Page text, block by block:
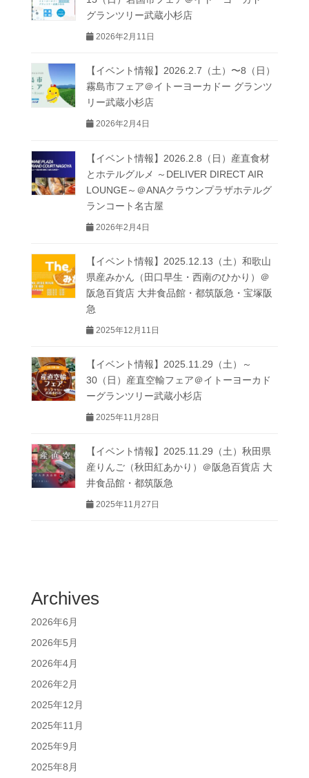
グランツリー武蔵小杉店
2026年2月11日
【イベント情報】2026.2.7（土）〜8（日）
霧島市フェア＠イトーヨーカドー グランツ
リー武蔵小杉店
2026年2月4日
【イベント情報】2026.2.8（日）産直食材
とホテルグルメ ～DELIVER DIRECT AIR
LOUNGE～＠ANAクラウンプラザホテルグ
ランコート名古屋
2026年2月4日
【イベント情報】2025.12.13（土）和歌山
県産みかん（田口早生・西南のひかり）＠
阪急百貨店 大井食品館・都筑阪急・宝塚阪
急
2025年12月11日
【イベント情報】2025.11.29（土）～
30（日）産直空輸フェア＠イトーヨーカド
ーグランツリー武蔵小杉店
2025年11月28日
【イベント情報】2025.11.29（土）秋田県
産りんご（秋田紅あかり）＠阪急百貨店 大
井食品館・都筑阪急
2025年11月27日
Archives
2026年6月
2026年5月
2026年4月
2026年2月
2025年12月
2025年11月
2025年9月
2025年8月